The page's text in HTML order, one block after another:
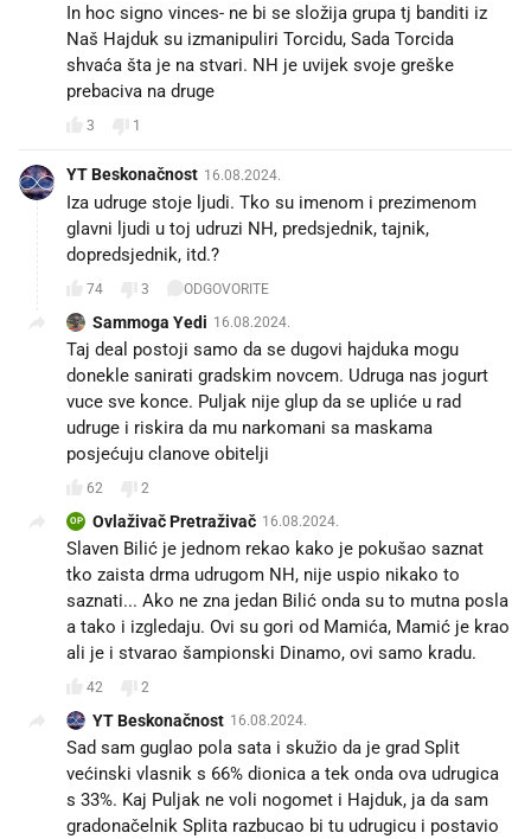
In hoc signo vinces- ne bi se složija grupa tj banditi iz
Naš Hajduk su izmanipuliri Torcidu, Sada Torcida
shvaća šta je na stvari. NH je uvijek svoje greške
prebaciva na druge
3 1
YT Beskonačnost 16.08.2024.
Iza udruge stoje ljudi. Tko su imenom i prezimenom
glavni ljudi u toj udruzi NH, predsjednik, tajnik,
dopredsjednik, itd.?
74 3 ODGOVORITE
Sammoga Yedi 16.08.2024.
Taj deal postoji samo da se dugovi hajduka mogu
donekle sanirati gradskim novcem. Udruga nas jogurt
vuce sve konce. Puljak nije glup da se upliće u rad
udruge i riskira da mu narkomani sa maskama
posjećuju clanove obitelji
62 2
OP Ovlaživač Pretraživač 16.08.2024.
Slaven Bilić je jednom rekao kako je pokušao saznat
tko zaista drma udrugom NH, nije uspio nikako to
saznati... Ako ne zna jedan Bilić onda su to mutna posla
a tako i izgledaju. Ovi su gori od Mamića, Mamić je krao
ali je i stvarao šampionski Dinamo, ovi samo kradu.
42 2
YT Beskonačnost 16.08.2024.
Sad sam guglao pola sata i skužio da je grad Split
većinski vlasnik s 66% dionica a tek onda ova udrugica
s 33%. Kaj Puljak ne voli nogomet i Hajduk, ja da sam
gradonačelnik Splita razbucao bi tu udrugicu i postavio